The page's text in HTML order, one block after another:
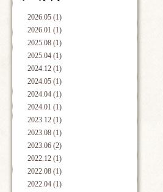
2026.05 (1)
2026.01 (1)
2025.08 (1)
2025.04 (1)
2024.12 (1)
2024.05 (1)
2024.04 (1)
2024.01 (1)
2023.12 (1)
2023.08 (1)
2023.06 (2)
2022.12 (1)
2022.08 (1)
2022.04 (1)